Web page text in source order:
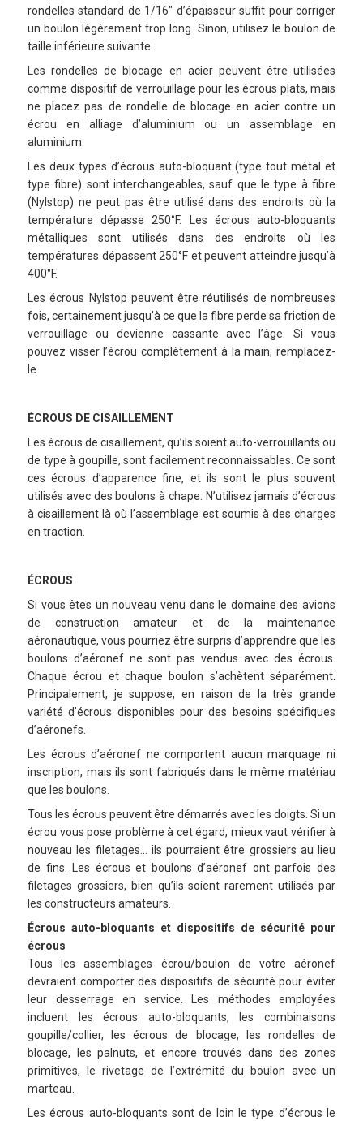
rondelles standard de 1/16″ d’épaisseur suffit pour corriger
un boulon légèrement trop long. Sinon, utilisez le boulon de
taille inférieure suivante.
Les rondelles de blocage en acier peuvent être utilisées
comme dispositif de verrouillage pour les écrous plats, mais
ne placez pas de rondelle de blocage en acier contre un
écrou en alliage d’aluminium ou un assemblage en
aluminium.
Les deux types d’écrous auto-bloquant (type tout métal et
type fibre) sont interchangeables, sauf que le type à fibre
(Nylstop) ne peut pas être utilisé dans des endroits où la
température dépasse 250°F. Les écrous auto-bloquants
métalliques sont utilisés dans des endroits où les
températures dépassent 250°F et peuvent atteindre jusqu’à
400°F.
Les écrous Nylstop peuvent être réutilisés de nombreuses
fois, certainement jusqu’à ce que la fibre perde sa friction de
verrouillage ou devienne cassante avec l’âge. Si vous
pouvez visser l’écrou complètement à la main, remplacez-
le.
ÉCROUS DE CISAILLEMENT
Les écrous de cisaillement, qu’ils soient auto-verrouillants ou
de type à goupille, sont facilement reconnaissables. Ce sont
ces écrous d’apparence fine, et ils sont le plus souvent
utilisés avec des boulons à chape. N’utilisez jamais d’écrous
à cisaillement là où l’assemblage est soumis à des charges
en traction.
ÉCROUS
Si vous êtes un nouveau venu dans le domaine des avions
de construction amateur et de la maintenance
aéronautique, vous pourriez être surpris d’apprendre que les
boulons d’aéronef ne sont pas vendus avec des écrous.
Chaque écrou et chaque boulon s’achètent séparément.
Principalement, je suppose, en raison de la très grande
variété d’écrous disponibles pour des besoins spécifiques
d’aéronefs.
Les écrous d’aéronef ne comportent aucun marquage ni
inscription, mais ils sont fabriqués dans le même matériau
que les boulons.
Tous les écrous peuvent être démarrés avec les doigts. Si un
écrou vous pose problème à cet égard, mieux vaut vérifier à
nouveau les filetages… ils pourraient être grossiers au lieu
de fins. Les écrous et boulons d’aéronef ont parfois des
filetages grossiers, bien qu’ils soient rarement utilisés par
les constructeurs amateurs.
Écrous auto-bloquants et dispositifs de sécurité pour
écrous
Tous les assemblages écrou/boulon de votre aéronef
devraient comporter des dispositifs de sécurité pour éviter
leur desserrage en service. Les méthodes employées
incluent les écrous auto-bloquants, les combinaisons
goupille/collier, les écrous de blocage, les rondelles de
blocage, les palnuts, et encore trouvés dans des zones
primitives, le rivetage de l’extrémité du boulon avec un
marteau.
Les écrous auto-bloquants sont de loin le type d’écrous le